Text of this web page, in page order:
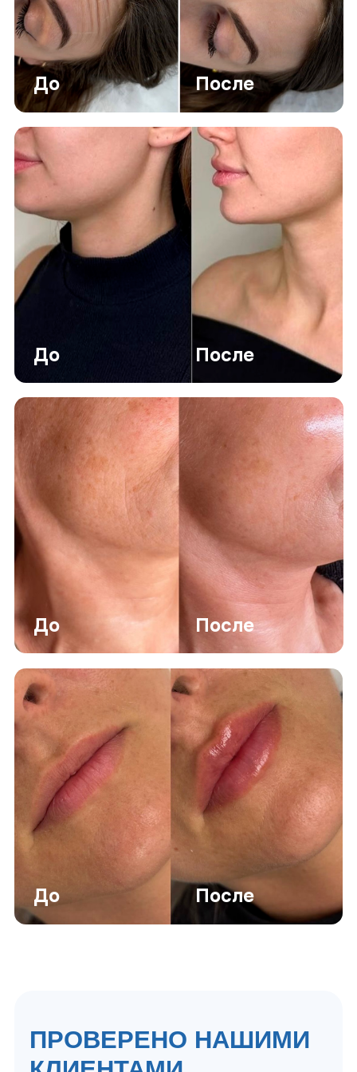
ПРОВЕРЕНО НАШИМИ
КЛИЕНТАМИ
ЗАПИШИТЕСЬ НА
БЕСПЛАТНУЮ
КОНСУЛЬТАЦИЮ
Получите консультацию и помощь в
подборе подходящей услуги
+7
Нажимая на кнопку Получить
консультацию вы соглашаетесь
обработку персональных данных
Получить консультацию